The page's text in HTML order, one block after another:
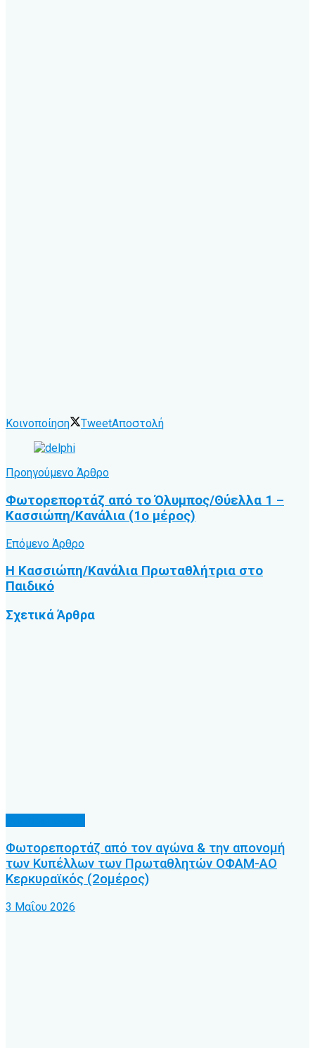
Κοινοποίηση TweetΑποστολή
Προηγούμενο Άρθρο
Φωτορεπορτάζ από το Όλυμπος/Θύελλα 1 –
Κασσιώπη/Κανάλια (1ο μέρος)
Επόμενο Άρθρο
Η Κασσιώπη/Κανάλια Πρωταθλήτρια στο
Παιδικό
ΣχετικάΆρθρα
Φωτορεπορτάζ από τον αγώνα & την απονομή
των Κυπέλλων των Πρωταθλητών ΟΦΑΜ-ΑΟ
Κερκυραϊκός (2ομέρος)
3 Μαΐου 2026